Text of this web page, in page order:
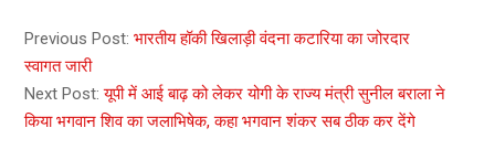
08-
14
Previous Post: भारतीय हॉकी खिलाड़ी वंदना कटारिया का जोरदार
स्वागत जारी
Next Post:यूपी में आई बाढ़ को लेकर योगी के राज्य मंत्री सुनील बराला ने
किया भगवान शिव का जलाभिषेक, कहा भगवान शंकर सब ठीक कर देंगे